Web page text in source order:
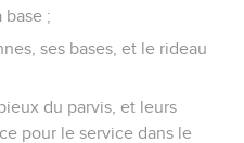
base ;
ses bases, et le rideau
du parvis, et leurs
pour le service dans le